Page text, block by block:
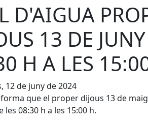
D'AIGUA
13 DE
H A LES
12 de juny de 2024
que el proper dijous 13 de
les 08:30 h a les 15:00 h.